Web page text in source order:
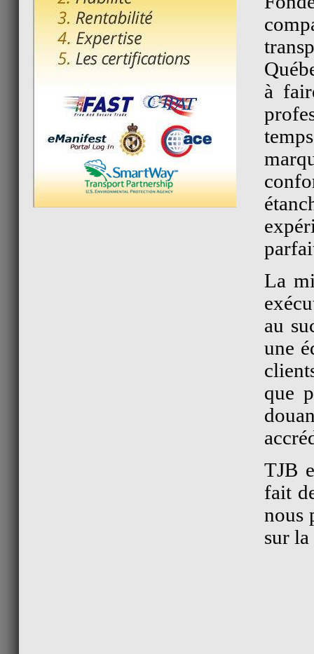
à
La
au
une
que
TJB
fait
nous
sur